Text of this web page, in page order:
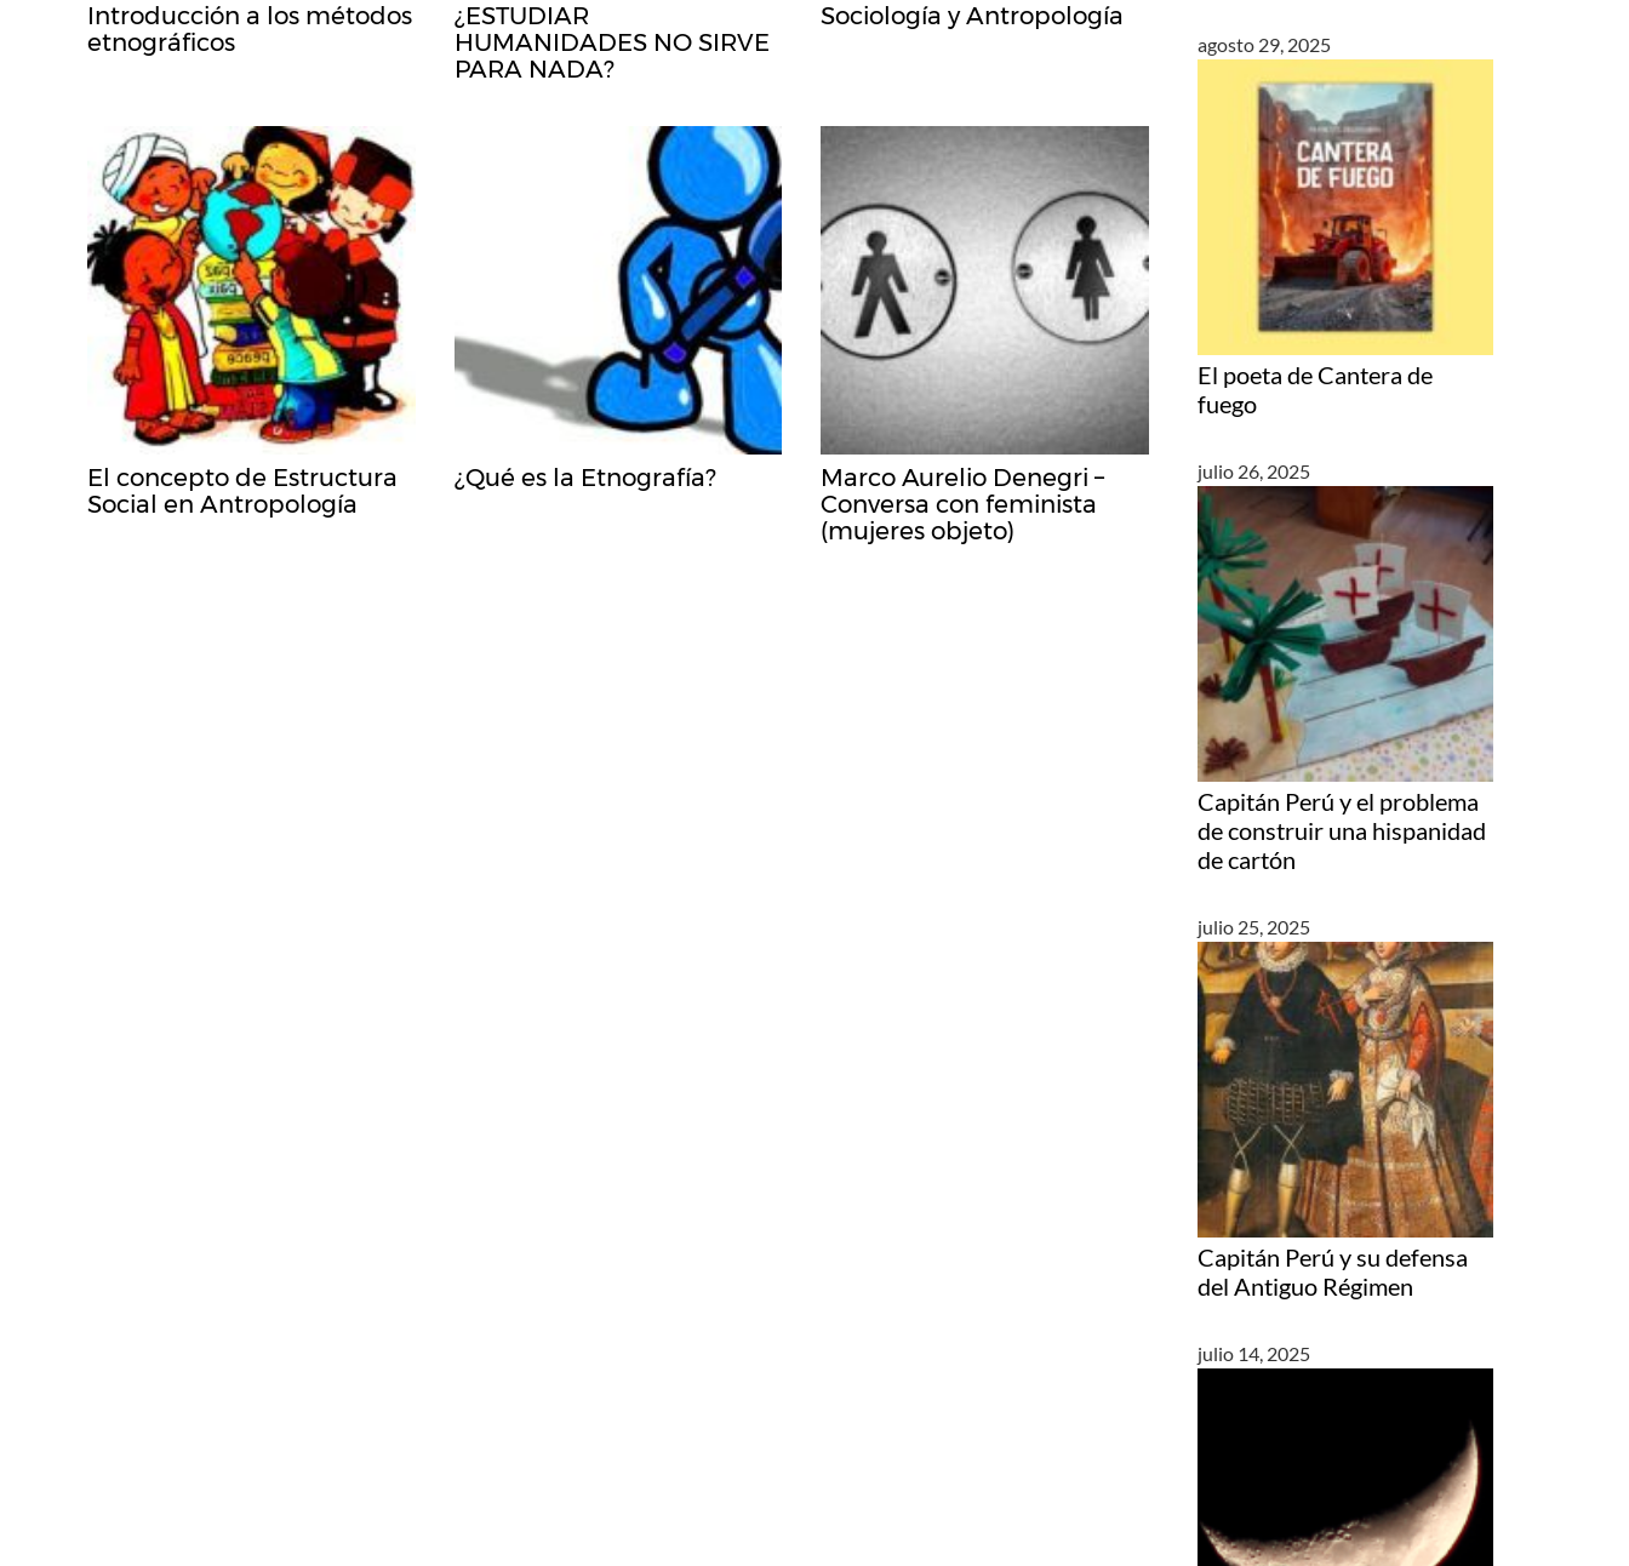
Introducción a los métodos
etnográficos
¿ESTUDIAR
HUMANIDADES NO SIRVE
PARA NADA?
Sociología y Antropología
El concepto de Estructura
Social en Antropología
¿Qué es la Etnografía?
Marco Aurelio Denegri –
Conversa con feminista
(mujeres objeto)
agosto 29, 2025
El poeta de Cantera de
fuego
julio 26, 2025
Capitán Perú y el problema
de construir una hispanidad
de cartón
julio 25, 2025
Capitán Perú y su defensa
del Antiguo Régimen
julio 14, 2025